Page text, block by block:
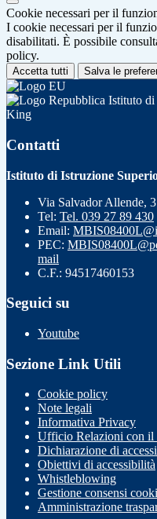
Cookie necessari per il
I cookie necessari per il
disabilitati. È possibile
policy.
Accetta tutti Salva le
Istituto
King
Contatti
Istituto di Istruzione
Via Salvador Allende,
Tel: Tel. 039 27 89 430
Email:
PEC:
mail
C.F.: 94517460153
Seguici su
Youtube
Sezione Link Utili
Cookie policy
Note legali
Informativa Privacy
Ufficio Relazioni con il
Dichiarazione di
Obiettivi di accessibilità
Whistleblowing
Gestione consensi
Amministrazione